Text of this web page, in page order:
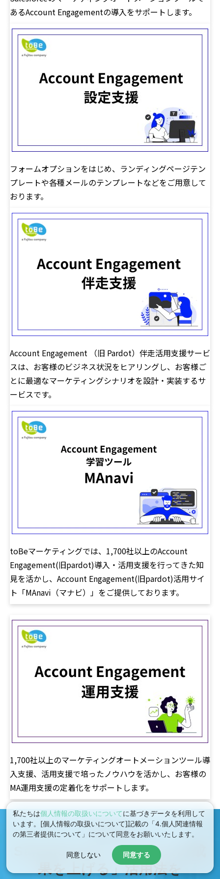
あるAccount Engagementの導入をサポートします。
フォームオプションをはじめ、ランディングページテン
プレートや各種メールのテンプレートなどをご用意して
おります。
Account Engagement （旧 Pardot）伴走活用支援サービ
スは、お客様のビジネス状況をヒアリングし、お客様ご
とに最適なマーケティングシナリオを設計・実装するサ
ービスです。
toBeマーケティングでは、1,700社以上のAccount
Engagement(旧pardot)導入・活用支援を行ってきた知
見を活かし、Account Engagement(旧pardot)活用サイ
ト「MAnavi（マナビ）」をご提供しております。
1,700社以上のマーケティングオートメーションツール導
入支援、活用支援で培ったノウハウを活かし、お客様の
MA運用支援の定着化をサポートします。
CONTACT
Salesforceで「ビジネスの成
果を上げる」活用法を
私たちは個人情報の取扱いについてに基づきデータを利用して
います。[個人情報の取扱いについて]記載の「4.個人関連情報
の第三者提供について」について同意をお願いいたします。
同意しない 同意する